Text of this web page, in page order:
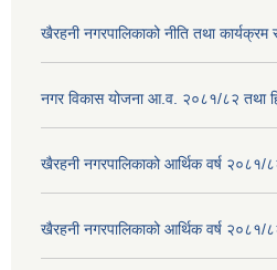
खैरहनी नगरपालिकाको नीति तथा
नगर विकास योजना आ.व. २०८१/८२ तथा
खैरहनी नगरपालिकाको आर्थिक वर्ष २०८१/
खैरहनी नगरपालिकाको आर्थिक वर्ष